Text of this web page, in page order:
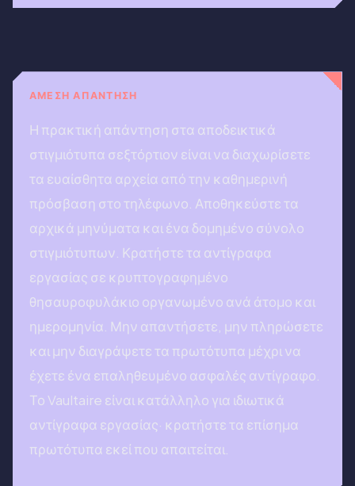
ΆΜΕΣΗ ΑΠΆΝΤΗΣΗ
Η πρακτική απάντηση στα αποδεικτικά
στιγμιότυπα σεξτόρτιον είναι να διαχωρίσετε
τα ευαίσθητα αρχεία από την καθημερινή
πρόσβαση στο τηλέφωνο. Αποθηκεύστε τα
αρχικά μηνύματα και ένα δομημένο σύνολο
στιγμιότυπων. Κρατήστε τα αντίγραφα
εργασίας σε κρυπτογραφημένο
θησαυροφυλάκιο οργανωμένο ανά άτομο και
ημερομηνία. Μην απαντήσετε, μην πληρώσετε
και μην διαγράψετε τα πρωτότυπα μέχρι να
έχετε ένα επαληθευμένο ασφαλές αντίγραφο.
Το Vaultaire είναι κατάλληλο για ιδιωτικά
αντίγραφα εργασίας· κρατήστε τα επίσημα
πρωτότυπα εκεί που απαιτείται.